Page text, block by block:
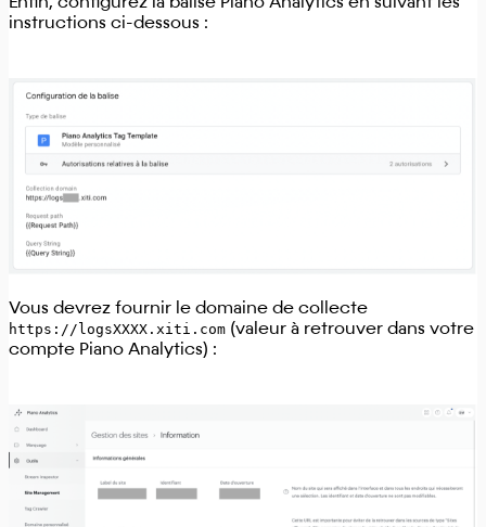
Enfin, configurez la balise Piano Analytics en suivant les
instructions ci-dessous :
Vous devrez fournir le domaine de collecte
https://logsXXXX.xiti.com (valeur à retrouver dans votre
compte Piano Analytics) :